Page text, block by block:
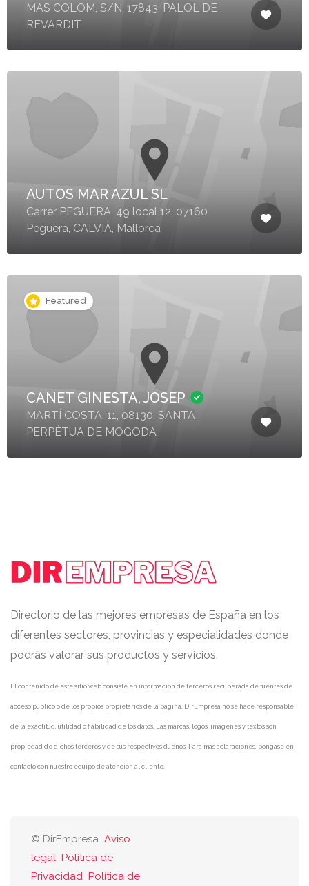
MAS COLOM, S/N, 17843, PALOL DE
REVARDIT
AUTOS MAR AZUL SL
Carrer PEGUERA, 49 local 12. 07160
Peguera, CALVIÀ, Mallorca
Featured
CANET GINESTA, JOSEP
MARTÍ COSTA, 11, 08130, SANTA
PERPÈTUA DE MOGODA
Directorio de las mejores empresas de España en los
diferentes sectores, provincias y especialidades donde
podrás valorar sus productos y servicios.
El contenido de este sitio web consiste en información de terceros recuperada de fuentes de
acceso público o de los propios propietarios de la página. DirEmpresa no se hace responsable
de la exactitud, utilidad o fiabilidad de los datos. Las marcas, logos, imágenes y textos son
propiedad de dichos terceros y de sus respectivos dueños. Para más aclaraciones, póngase en
contacto con nuestro equipo de atención al cliente.
© DirEmpresa Aviso
legal Política de
Privacidad Política de